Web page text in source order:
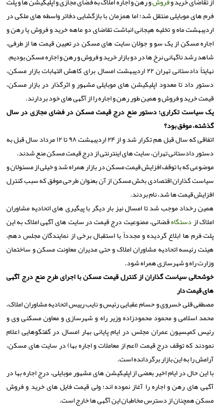
فرم های موبایلی منتقل شد؛ اما همزمان با بازگشایی دفاتر واسطه های ملکی در
اردیبهشت ماه و تخلیه هیجانی انباشت تقاضای دو ماهه خرید و فروش یا رهن و
اجاره مسکن از یک سو و جولان سایت های مسکن در تعیین قیمت ها از طرفی،
شاهد رشد ناگهانی نرخ ها در دو بازار خرید و فروش و رهن و اجاره مسکن بودیم.
نهایتاً دادستانی تهران ۲۲ اردیبهشت امسال برای کاهش التهابات بازار مسکن،
دستور داد تا معدود اپلیکیشن های موبایلی مشهور و اثرگذار در بازار مسکن،
قیمت خرید و فروش و همین طور رهن و اجاره را از آگهی های خود بردارند.
یک سیاست تکراری؛ دستور منع درج قیمت مسکن در فضای مجازی در سال
گذشته، موفق بود؟
اتفاقی که سال قبل هم تکرار شد و از ۲۴ اردیبهشت ۹۸ تا ۱۲ مرداد سال قبل به
دستور دادستانی تهران، سایت های اینترنتی از درج قیمت مسکن منع شدند.
موضوعی که با توقف افزایش قیمت مسکن در بازار همراه شد و خیلی از مسئولان و
سیاست گذاران اقتصادی بخش مسکن از آن بعنوان طرحی موفق که سبب کنترل
افزایش قیمت ها شد، نام بردند.
همین رخداد موجب شد تا امسال نیز بار دیگر با پیگیری های اتحادیه مشاوران
املاک ازدستگاهقضائی، ممنوعیت درج قیمت در سایت های آگهی املاک به این
پلت فرم ها ابلاغ گردیده و مجدداً با استقبال برخی از نمایندگان مجلس دهم،
هیئت رئیسه اتحادیه مشاوران املاک و حتی مدیران معاونت مسکن و ساختمان
وزارت راه و شهرسازی همراه شود.
خوشحالی سیاست گذاران از کنترل قیمت مسکن با اجرای طرح منع درج آگهی
های قیمت دار
مصطفی قلی خسروی و حسام عقبایی رئیس و نایب رییس اتحادیه مشاوران املاک،
محمد اسلامی و محمود محمودزاده وزیر راه و شهرسازی و معاون مسکنی وی و
رئیس کمیسیون عمران مجلس در ایام پایانی بهار امسال در گفتگوهایی اعلام
نمودند که توقف درج قیمت (اعم از معاملات و اجاره بها) در سایت های مسکن،
آرامش را به این بازار برگردانده است.
با این حال در ایام اخیر بعضی از اپلیکیشن های مشهور موبایلی، درج اجاره بها در
آگهی های رهن و اجاره را آغاز نموده اند؛ ولی قیمت فایل های خرید و فروش
مسکن همچنان از دسترس مخاطبان این آگهی ها خارج است.